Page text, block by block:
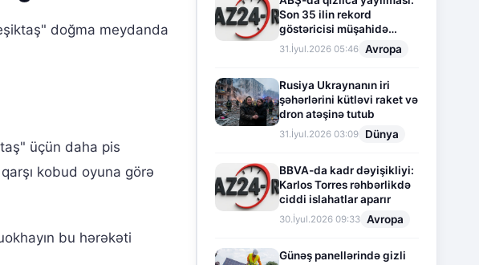
doğma meydanda
üçün daha pis
kobud oyuna görə
bu hərəkəti
Son 35 ilin rekord
göstəricisi müşahidə
olunur
31.İyul.2026 05:46 Avropa
Rusiya Ukraynanın iri
şəhərlərini kütləvi raket və
dron atəşinə tutub
31.İyul.2026 03:09 Dünya
BBVA-da kadr dəyişikliyi:
Karlos Torres rəhbərlikdə
ciddi islahatlar aparır
30.İyul.2026 09:33 Avropa
Günəş panellərində gizli